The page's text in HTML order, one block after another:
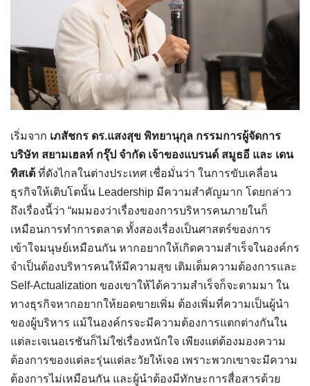
เริ่มจาก เภสัชกร ดร.แสงสุข พิทยานุกุล กรรมการผู้จัดการ
บริษัท สยามเฮลท์ กรุ๊ป จำกัด เจ้าของแบรนด์ สมูธอี และ เดน
ทิสเต้ ที่ดังไกลในต่างประเทศ เชื่อมั่นว่า ในการขับเคลื่อน
ธุรกิจให้เติบโตนั้น Leadership มีความสำคัญมาก โดยกล่าว
ถึงเรื่องนี้ว่า “ผมมองว่าเรื่องของการบริหารคนภายในก็
เหมือนการทำการตลาด ทั้งสองเรื่องเป็นศาสตร์ของการ
เข้าใจมนุษย์เหมือนกัน หากอยากให้เกิดความสำเร็จในองค์กร
จำเป็นต้องบริหารคนให้มีความสุข เติมเต็มความต้องการและ
Self-Actualization ของเขาให้ได้ความสำเร็จก็จะตามมา ใน
ทางธุรกิจหากอยากให้ยอดขายเพิ่ม ต้องเพิ่มที่ความเป็นผู้นำ
ของผู้บริหาร แม้ในองค์กรจะมีความต้องการแตกต่างกันใน
แต่ละเจเนอเรชันก็ไม่ใช่เรื่องหนักใจ เพียงแต่ต้องมองความ
ต้องการของแต่ละรุ่นแต่ละวัยให้เจอ เพราะพวกเขาจะมีความ
ต้องการไม่เหมือนกัน และผู้นำต้องมีทักษะการสื่อสารด้วย